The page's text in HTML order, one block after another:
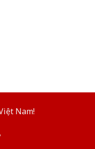
Nam!